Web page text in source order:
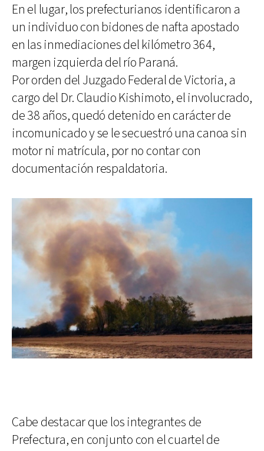
En el lugar, los prefecturianos identificaron a
un individuo con bidones de nafta apostado
en las inmediaciones del kilómetro 364,
margen izquierda del río Paraná.
Por orden del Juzgado Federal de Victoria, a
cargo del Dr. Claudio Kishimoto, el involucrado,
de 38 años, quedó detenido en carácter de
incomunicado y se le secuestró una canoa sin
motor ni matrícula, por no contar con
documentación respaldatoria.
Cabe destacar que los integrantes de
Prefectura, en conjunto con el cuartel de